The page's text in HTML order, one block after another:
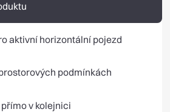
aktivní horizontální pojezd
podmínkách
v kolejnici